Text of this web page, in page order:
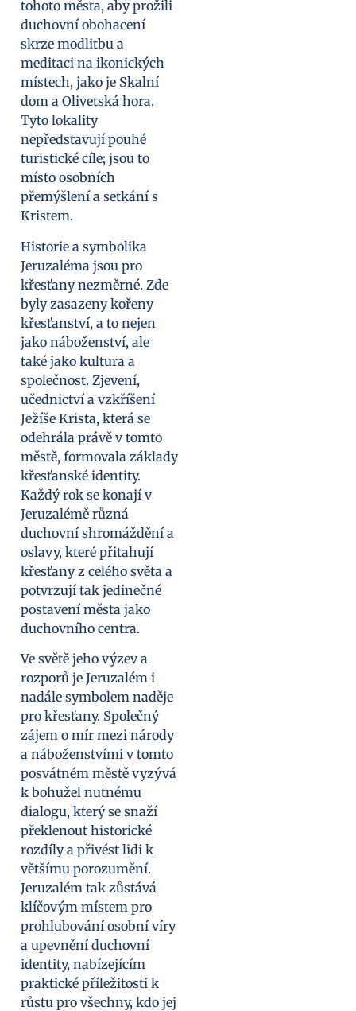
tohoto města, aby prožili
duchovní obohacení
skrze modlitbu a
meditaci na ikonických
místech, jako je Skalní
dom a Olivetská hora.
Tyto lokality
nepředstavují pouhé
turistické cíle; jsou to
místo osobních
přemýšlení a setkání s
Kristem.
Historie a symbolika
Jeruzaléma jsou pro
křesťany nezměrné. Zde
byly zasazeny kořeny
křesťanství, a to nejen
jako náboženství, ale
také jako kultura a
společnost. Zjevení,
učednictví a vzkříšení
Ježíše Krista, která se
odehrála právě v tomto
městě, formovala základy
křesťanské identity.
Každý rok se konají v
Jeruzalémě různá
duchovní shromáždění a
oslavy, které přitahují
křesťany z celého světa a
potvrzují tak jedinečné
postavení města jako
duchovního centra.
Ve světě jeho výzev a
rozporů je Jeruzalém i
nadále symbolem naděje
pro křesťany. Společný
zájem o mír mezi národy
a náboženstvími v tomto
posvátném městě vyzývá
k bohužel nutnému
dialogu, který se snaží
překlenout historické
rozdíly a přivést lidi k
většímu porozumění.
Jeruzalém tak zůstává
klíčovým místem pro
prohlubování osobní víry
a upevnění duchovní
identity, nabízejícím
praktické příležitosti k
růstu pro všechny, kdo jej